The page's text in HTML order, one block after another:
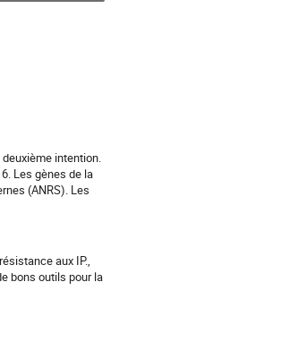
intention.
Les gènes de la
(ANRS). Les
aux IP.,
bons outils pour la